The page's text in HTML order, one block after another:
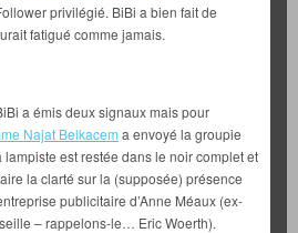
privilégié. BiBi a bien fait de
fatigué comme jamais.
a émis deux signaux mais pour
Najat Belkacem a envoyé la groupie
est restée dans le noir complet et
la clarté sur la (supposée) présence
publicitaire d’Anne Méaux (ex-
– rappelons-le… Eric Woerth).